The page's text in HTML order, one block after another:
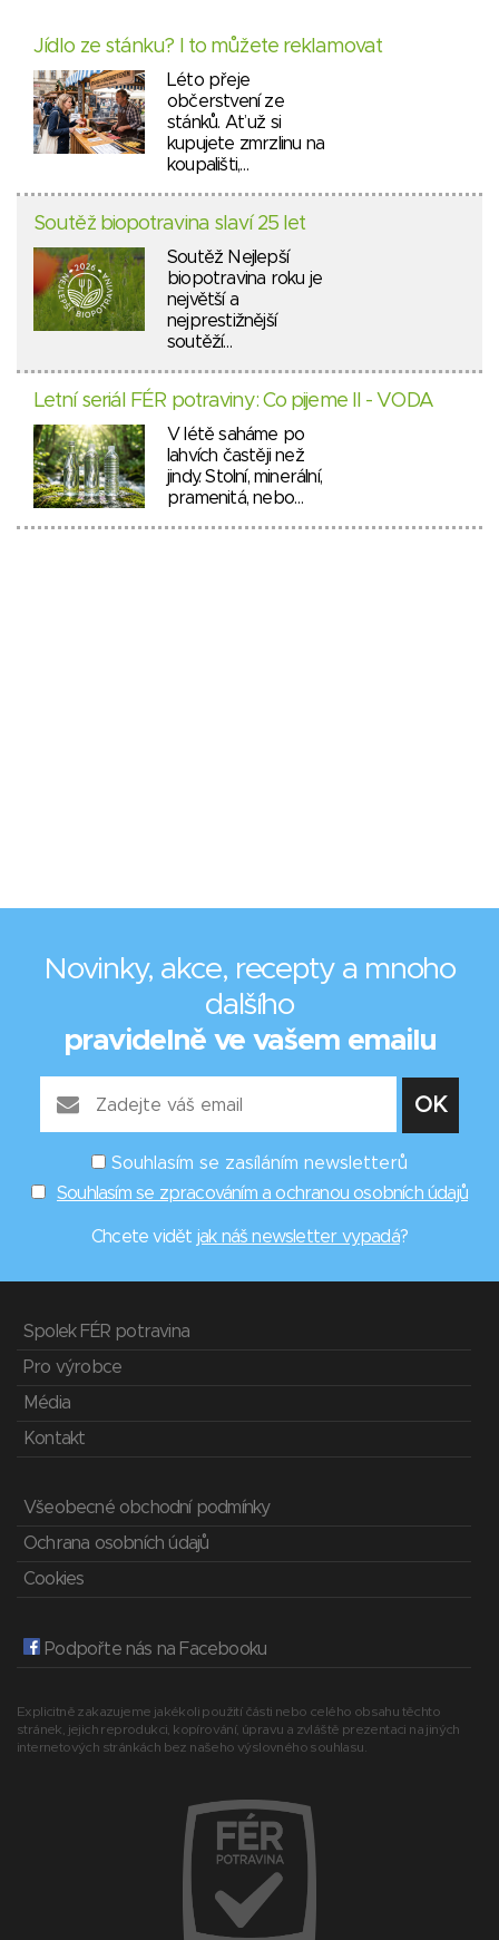
Jídlo ze stánku? I to můžete reklamovat
Léto přeje
občerstvení ze
stánků. Ať už si
kupujete zmrzlinu na
koupališti,…
Soutěž biopotravina slaví 25 let
Soutěž Nejlepší
biopotravina roku je
největší a
nejprestižnější
soutěží…
Letní seriál FÉR potraviny: Co pijeme II - VODA
V létě saháme po
lahvích častěji než
jindy. Stolní, minerální,
pramenitá, nebo…
Novinky, akce, recepty a mnoho
dalšího
pravidelně ve vašem emailu
Souhlasím se zasíláním newsletterů
Souhlasím se zpracováním a ochranou osobních údajů
Chcete vidět jak náš newsletter vypadá?
Spolek FÉR potravina
Pro výrobce
Média
Kontakt
Všeobecné obchodní podmínky
Ochrana osobních údajů
Cookies
Podpořte nás na Facebooku
Explicitně zakazujeme jakékoli použití části nebo celého obsahu těchto
stránek, jejich reprodukci, kopírování, úpravu a zvláště prezentaci na jiných
internetových stránkách bez našeho výslovného souhlasu.